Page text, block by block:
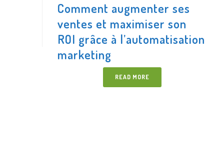
Comment augmenter ses
ventes et maximiser son
ROI grâce à l’automatisation
marketing
READ MORE